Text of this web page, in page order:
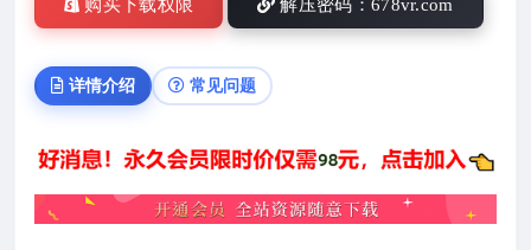
购买下载权限 解压密码：678vr.com
详情介绍 常见问题